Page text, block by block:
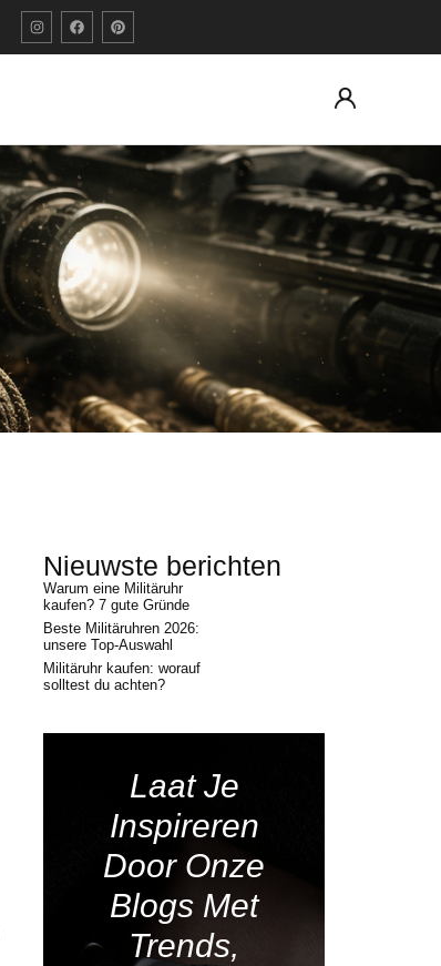
Nieuwste berichten
Warum eine Militäruhr
kaufen? 7 gute Gründe
Beste Militäruhren 2026:
unsere Top-Auswahl
Militäruhr kaufen: worauf
solltest du achten?
Laat Je
Inspireren
Door Onze
Blogs Met
Trends,